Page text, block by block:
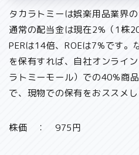
タカラトミーは娯楽用品業界
通常の配当金は現在2%（1株
PERは14倍、ROEは7%です。
を保有すれば、自社オンライ
ラトミーモール）での40%商
で、現物での保有をおススメし
株価 ： 975円